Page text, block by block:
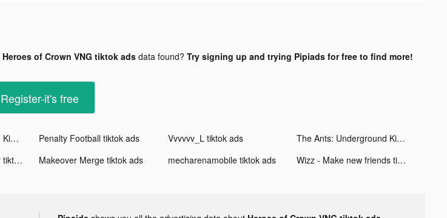
Heroes of Crown VNG tiktok adsdata found? Try signing up and trying Pipiads for free to find more!
Register-it's free
The Ants: Underground Kingdom tiktok ads Penalty Football tiktok ads Vvvvvv_L tiktok ads
The Ants: Underground Kingdom tiktok ads
ShutEye: Sleep Tracker tiktok ads Makeover Merge tiktok ads mecharenamobile tiktok ads Wizz - Make new friends tiktok ads